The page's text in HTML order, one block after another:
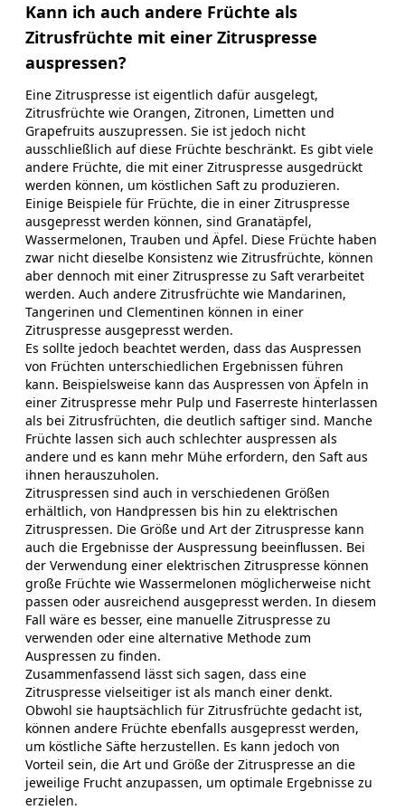
Kann ich auch andere Früchte als
Zitrusfrüchte mit einer Zitruspresse
auspressen?
Eine Zitruspresse ist eigentlich dafür ausgelegt,
Zitrusfrüchte wie Orangen, Zitronen, Limetten und
Grapefruits auszupressen. Sie ist jedoch nicht
ausschließlich auf diese Früchte beschränkt. Es gibt viele
andere Früchte, die mit einer Zitruspresse ausgedrückt
werden können, um köstlichen Saft zu produzieren.
Einige Beispiele für Früchte, die in einer Zitruspresse
ausgepresst werden können, sind Granatäpfel,
Wassermelonen, Trauben und Äpfel. Diese Früchte haben
zwar nicht dieselbe Konsistenz wie Zitrusfrüchte, können
aber dennoch mit einer Zitruspresse zu Saft verarbeitet
werden. Auch andere Zitrusfrüchte wie Mandarinen,
Tangerinen und Clementinen können in einer
Zitruspresse ausgepresst werden.
Es sollte jedoch beachtet werden, dass das Auspressen
von Früchten unterschiedlichen Ergebnissen führen
kann. Beispielsweise kann das Auspressen von Äpfeln in
einer Zitruspresse mehr Pulp und Faserreste hinterlassen
als bei Zitrusfrüchten, die deutlich saftiger sind. Manche
Früchte lassen sich auch schlechter auspressen als
andere und es kann mehr Mühe erfordern, den Saft aus
ihnen herauszuholen.
Zitruspressen sind auch in verschiedenen Größen
erhältlich, von Handpressen bis hin zu elektrischen
Zitruspressen. Die Größe und Art der Zitruspresse kann
auch die Ergebnisse der Auspressung beeinflussen. Bei
der Verwendung einer elektrischen Zitruspresse können
große Früchte wie Wassermelonen möglicherweise nicht
passen oder ausreichend ausgepresst werden. In diesem
Fall wäre es besser, eine manuelle Zitruspresse zu
verwenden oder eine alternative Methode zum
Auspressen zu finden.
Zusammenfassend lässt sich sagen, dass eine
Zitruspresse vielseitiger ist als manch einer denkt.
Obwohl sie hauptsächlich für Zitrusfrüchte gedacht ist,
können andere Früchte ebenfalls ausgepresst werden,
um köstliche Säfte herzustellen. Es kann jedoch von
Vorteil sein, die Art und Größe der Zitruspresse an die
jeweilige Frucht anzupassen, um optimale Ergebnisse zu
erzielen.